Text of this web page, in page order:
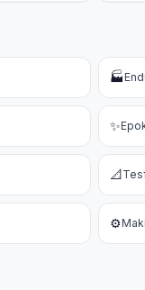
🏭
✨
📐
⚙️